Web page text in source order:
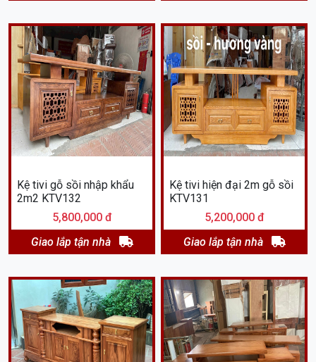
Kệ tivi gỗ sồi nhập khẩu
2m2 KTV132
5,800,000 đ
Giao lắp tận nhà
Kệ tivi hiện đại 2m gỗ sồi
KTV131
5,200,000 đ
Giao lắp tận nhà